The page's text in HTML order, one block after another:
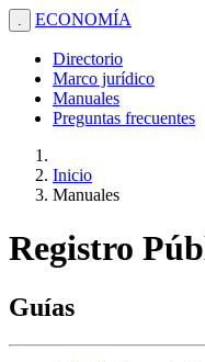
. ECONOMÍA
Directorio
Marco jurídico
Manuales
Preguntas frecuentes
Inicio
Manuales
Registro
Guías